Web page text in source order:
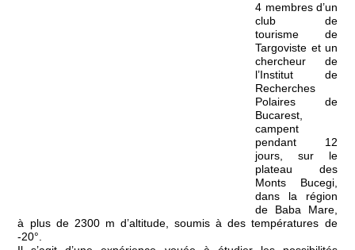
4 membres d’un
club de
tourisme de
Targoviste et un
chercheur de
l’Institut de
Recherches
Polaires de
Bucarest,
campent
pendant 12
jours, sur le
plateau des
Monts Bucegi,
dans la région
de Baba Mare,
à plus de 2300 m d’altitude, soumis à des températures de
-20°.